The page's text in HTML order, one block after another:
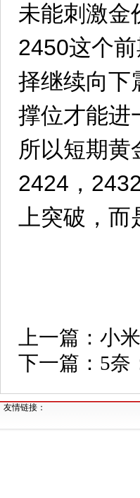
未能刺激金
2450这个
择继续向下
撑位才能进
所以短期黄
2424，
上突破，
上一篇： 小
下一篇： 5奈
友情链接：